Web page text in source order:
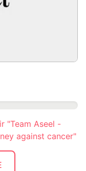
"Team Aseel -
against cancer"